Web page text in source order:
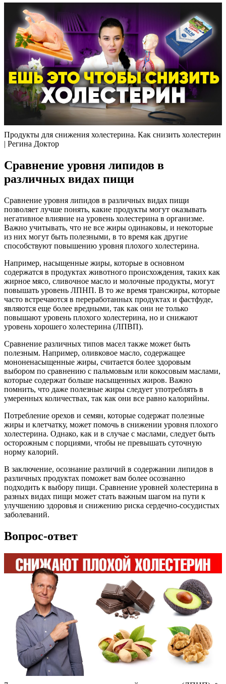
Продукты для снижения холестерина. Как снизить холестерин
| Регина Доктор
Сравнение уровня липидов в
различных видах пищи
Сравнение уровня липидов в различных видах пищи
позволяет лучше понять, какие продукты могут оказывать
негативное влияние на уровень холестерина в организме.
Важно учитывать, что не все жиры одинаковы, и некоторые
из них могут быть полезными, в то время как другие
способствуют повышению уровня плохого холестерина.
Например, насыщенные жиры, которые в основном
содержатся в продуктах животного происхождения, таких как
жирное мясо, сливочное масло и молочные продукты, могут
повышать уровень ЛПНП. В то же время трансжиры, которые
часто встречаются в переработанных продуктах и фастфуде,
являются еще более вредными, так как они не только
повышают уровень плохого холестерина, но и снижают
уровень хорошего холестерина (ЛПВП).
Сравнение различных типов масел также может быть
полезным. Например, оливковое масло, содержащее
мононенасыщенные жиры, считается более здоровым
выбором по сравнению с пальмовым или кокосовым маслами,
которые содержат больше насыщенных жиров. Важно
помнить, что даже полезные жиры следует употреблять в
умеренных количествах, так как они все равно калорийны.
Потребление орехов и семян, которые содержат полезные
жиры и клетчатку, может помочь в снижении уровня плохого
холестерина. Однако, как и в случае с маслами, следует быть
осторожным с порциями, чтобы не превышать суточную
норму калорий.
В заключение, осознание различий в содержании липидов в
различных продуктах поможет вам более осознанно
подходить к выбору пищи. Сравнение уровней холестерина в
разных видах пищи может стать важным шагом на пути к
улучшению здоровья и снижению риска сердечно-сосудистых
заболеваний.
Вопрос-ответ